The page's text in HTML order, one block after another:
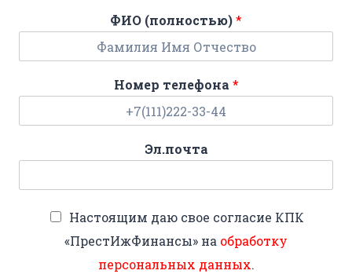
ФИО (полностью)*
Номер телефона *
Эл.почта
Настоящим даю свое согласие КПК
«ПрестИжФинансы» на обработку
персональных данных.